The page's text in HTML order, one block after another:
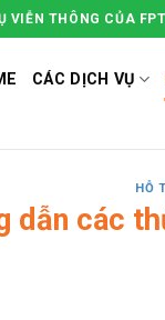
VIỄN THÔNG CỦA
CÁC DỊCH VỤ
HỖ
dẫn các